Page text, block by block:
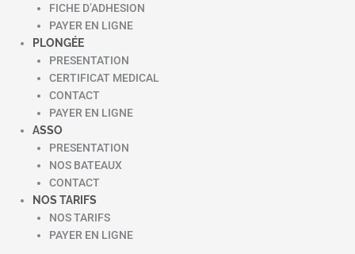
FICHE D’ADHESION
PAYER EN LIGNE
PLONGÉE
PRESENTATION
CERTIFICAT MEDICAL
CONTACT
PAYER EN LIGNE
ASSO
PRESENTATION
NOS BATEAUX
CONTACT
NOS TARIFS
NOS TARIFS
PAYER EN LIGNE